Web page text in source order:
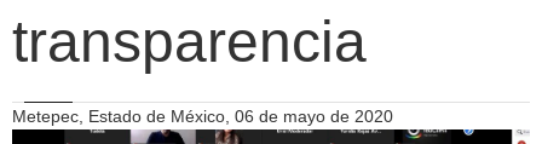
transparencia
Metepec, Estado de México, 06 de mayo de 2020